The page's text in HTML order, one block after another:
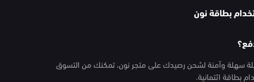
بطاقة نون
سهلة وآمنة لشحن رصيدك على متجر نون، تمكنك من التسوق
بطاقة ائتمانية.